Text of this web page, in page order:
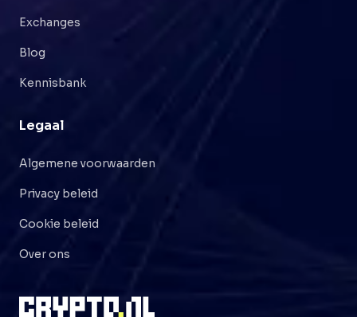
Exchanges
Blog
Kennisbank
Legaal
Algemene voorwaarden
Privacy beleid
Cookie beleid
Over ons